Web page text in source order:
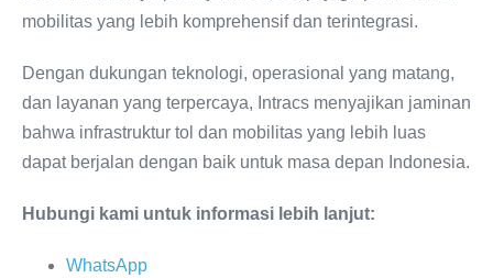
mobilitas yang lebih komprehensif dan terintegrasi.
Dengan dukungan teknologi, operasional yang matang,
dan layanan yang terpercaya, Intracs menyajikan jaminan
bahwa infrastruktur tol dan mobilitas yang lebih luas
dapat berjalan dengan baik untuk masa depan Indonesia.
Hubungi kami untuk informasi lebih lanjut:
WhatsApp